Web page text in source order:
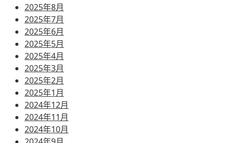
2025年8月
2025年7月
2025年6月
2025年5月
2025年4月
2025年3月
2025年2月
2025年1月
2024年12月
2024年11月
2024年10月